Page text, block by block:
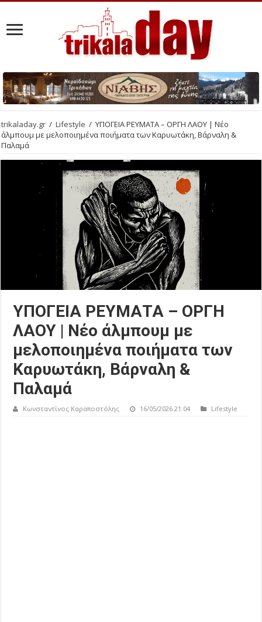
trikaladay.gr / Lifestyle / ΥΠΟΓΕΙΑ ΡΕΥΜΑΤΑ – ΟΡΓΗ ΛΑΟΥ | Νέο
άλμπουμ με μελοποιημένα ποιήματα των Καρυωτάκη, Βάρναλη &
Παλαμά
ΥΠΟΓΕΙΑ ΡΕΥΜΑΤΑ – ΟΡΓΗ
ΛΑΟΥ | Νέο άλμπουμ με
μελοποιημένα ποιήματα των
Καρυωτάκη, Βάρναλη &
Παλαμά
Κωνσταντίνος Καραποστόλης 16/05/2026 21:04 Lifestyle